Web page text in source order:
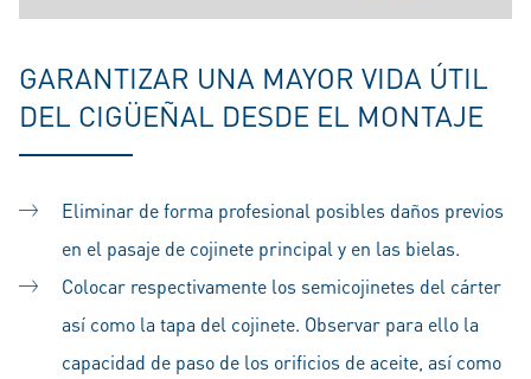
GARANTIZAR UNA MAYOR VIDA ÚTIL
DEL CIGÜEÑAL DESDE EL MONTAJE
Eliminar de forma profesional posibles daños previos
en el pasaje de cojinete principal y en las bielas.
Colocar respectivamente los semicojinetes del cárter
así como la tapa del cojinete. Observar para ello la
capacidad de paso de los orificios de aceite, así como